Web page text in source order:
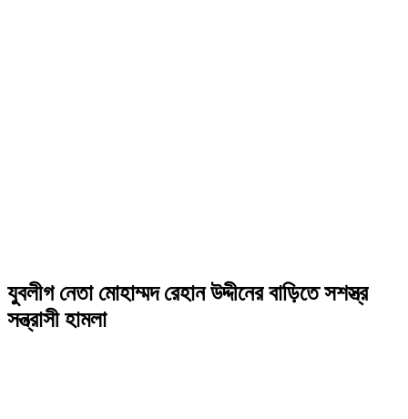
যুবলীগ নেতা মোহাম্মদ রেহান উদ্দীনের বাড়িতে সশস্ত্র
সন্ত্রাসী হামলা